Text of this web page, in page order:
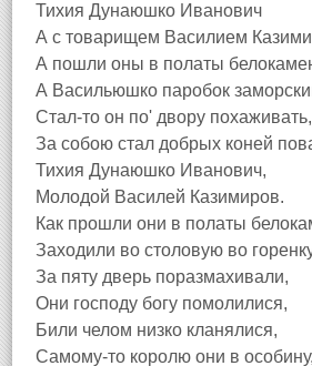
Тихия Дунаюшко Иванович
А с товарищем Василием
А пошли оны в полаты
А Васильюшко паробок
Стал-то он по' двору похаживать,
За собою стал добрых коней
Тихия Дунаюшко Иванович,
Молодой Василей Казимиров.
Как прошли они в полаты
Заходили во столовую во
За пяту дверь поразмахивали,
Они господу богу помолилися,
Били челом низко кланялися,
Самому-то королю они в особину,